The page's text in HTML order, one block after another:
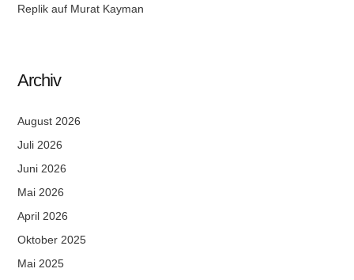
Replik auf Murat Kayman
Archiv
August 2026
Juli 2026
Juni 2026
Mai 2026
April 2026
Oktober 2025
Mai 2025